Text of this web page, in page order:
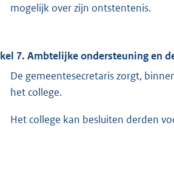
mogelijk over zijn ontstentenis.
7. Ambtelijke ondersteuning en
De gemeentesecretaris zorgt,
het college.
Het college kan besluiten derden